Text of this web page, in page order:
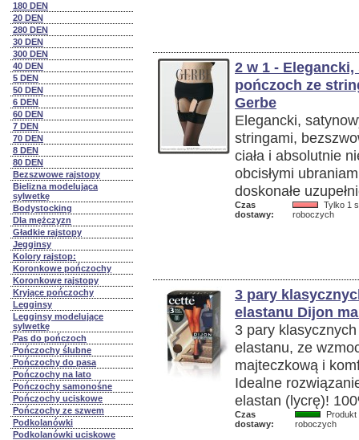
180 DEN
20 DEN
280 DEN
30 DEN
300 DEN
40 DEN
5 DEN
50 DEN
6 DEN
60 DEN
7 DEN
70 DEN
8 DEN
80 DEN
Bezszwowe rajstopy
Bielizna modelująca
sylwetkę
Bodystocking
Dla mężczyzn
Gładkie rajstopy
Jegginsy
Kolory rajstop:
Koronkowe pończochy
Koronkowe rajstopy
Kryjące pończochy
Legginsy
Legginsy modelujące
sylwetkę
Pas do pończoch
Pończochy ślubne
Pończochy do pasa
Pończochy na lato
Pończochy samonośne
Pończochy uciskowe
Pończochy ze szwem
Podkolanówki
Podkolanówki uciskowe
2 w 1 -
pończoch ze
Gerbe
Elegancki,
stringami,
ciała i absolutnie
obcisłymi
doskonałe
Czas
dostawy:
Tylko 1
roboczych
3 pary
elastanu Dijon
3 pary
elastanu, ze
majteczkową i
Idealne
elastan (lycrę)!
Czas
dostawy:
roboczych